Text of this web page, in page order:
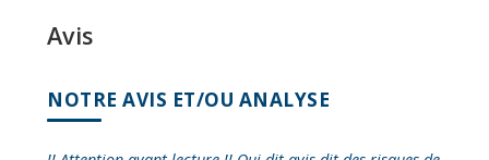
Avis
NOTRE AVIS ET/OU ANALYSE